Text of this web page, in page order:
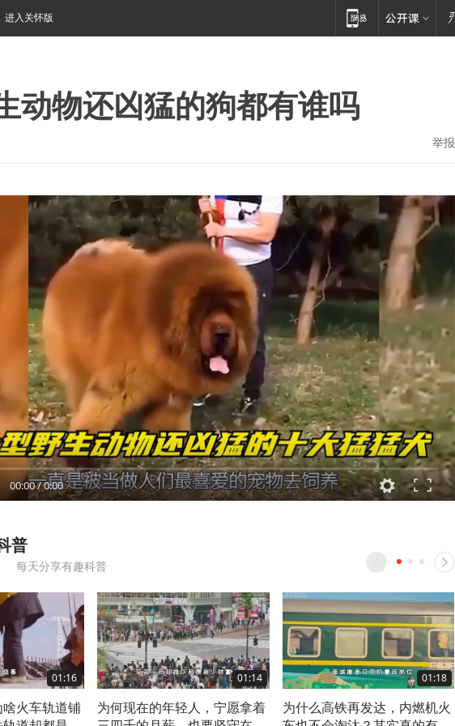
进入关怀版
动物还凶猛的狗都有谁吗
举报
00:00/0:00
普
每天分享有趣科普
01:16
火车轨道铺
01:14
为何现在的年轻人，宁愿拿着
01:18
为什么高铁再发达，内燃机火